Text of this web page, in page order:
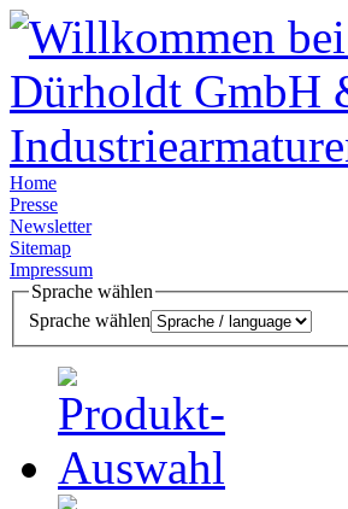
Home
Presse
Newsletter
Sitemap
Impressum
Sprache wählen
Sprache wählen